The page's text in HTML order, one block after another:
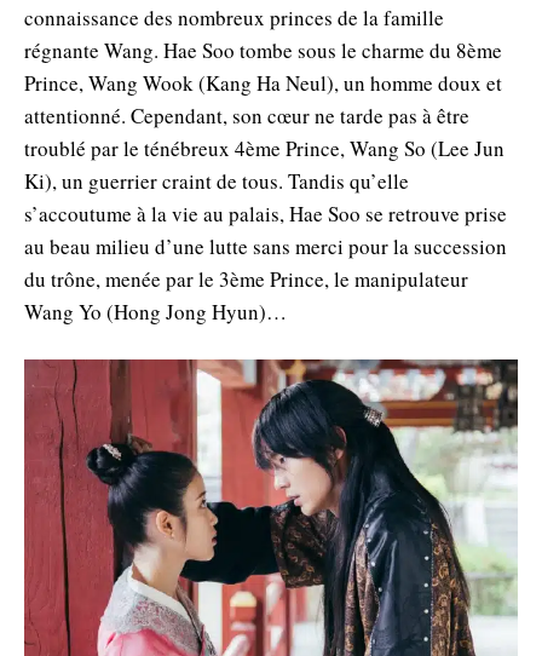
connaissance des nombreux princes de la famille
régnante Wang. Hae Soo tombe sous le charme du 8ème
Prince, Wang Wook (Kang Ha Neul), un homme doux et
attentionné. Cependant, son cœur ne tarde pas à être
troublé par le ténébreux 4ème Prince, Wang So (Lee Jun
Ki), un guerrier craint de tous. Tandis qu’elle
s’accoutume à la vie au palais, Hae Soo se retrouve prise
au beau milieu d’une lutte sans merci pour la succession
du trône, menée par le 3ème Prince, le manipulateur
Wang Yo (Hong Jong Hyun)…